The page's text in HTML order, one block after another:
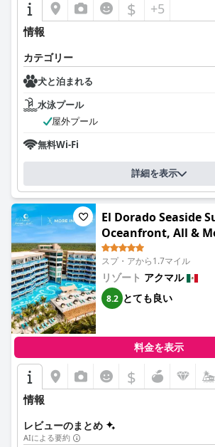
$ +5
情報
カテゴリー
犬と泊まれる
水泳プール
屋外プール
無料Wi-Fi
詳細を表示
El Dorado Seaside
Oceanfront, All &
Adults Only
スプ・アから1.7マイル
リゾート アクマル
8.2 とても良い
料金を表示
$
情報
レビューのまとめ
AIによる要約